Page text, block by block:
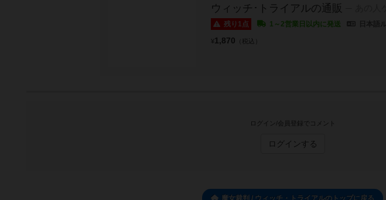
ウィッチ･トライアルの通販
残り1点 1～2営業日以内に発送
¥1,870 （税込）
ログイン/会員登録でコメント
ログインする
魔女裁判 / ウィッチ・トライアルのトップに戻る